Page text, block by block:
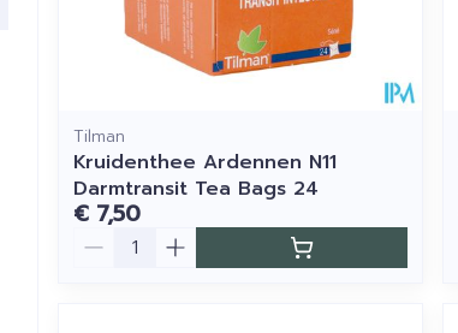
Tilman
Kruidenthee Ardennen N11
Darmtransit Tea Bags 24
€ 7,50
Aantal